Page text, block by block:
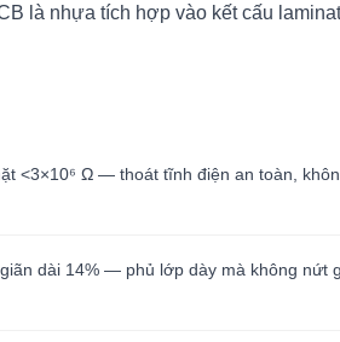
là nhựa tích hợp vào kết cấu
<3×10⁶ Ω — thoát tĩnh điện an toàn,
dài 14% — phủ lớp dày mà không nứt